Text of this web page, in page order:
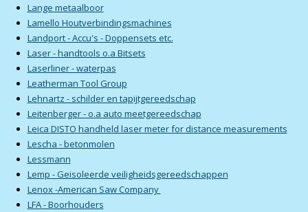
Lange metaalboor
Lamello Houtverbindingsmachines
Landport - Accu's - Doppensets etc.
Laser - handtools o.a Bitsets
Laserliner - waterpas
Leatherman Tool Group
Lehnartz - schilder en tapijtgereedschap
Leitenberger - o.a auto meetgereedschap
Leica DISTO handheld laser meter for distance measurements
Lescha - betonmolen
Lessmann
Lemp - Geisoleerde veiligheidsgereedschappen
Lenox -American Saw Company
LFA - Boorhouders